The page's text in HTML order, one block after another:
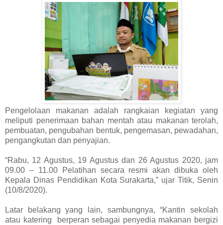
Pengelolaan makanan adalah rangkaian kegiatan yang
meliputi penerimaan bahan mentah atau makanan terolah,
pembuatan, pengubahan bentuk, pengemasan, pewadahan,
pengangkutan dan penyajian.
“Rabu, 12 Agustus, 19 Agustus dan 26 Agustus 2020, jam
09.00 – 11.00 Pelatihan secara resmi akan dibuka oleh
Kepala Dinas Pendidikan Kota Surakarta,” ujar Titik, Senin
(10/8/2020).
Latar belakang yang lain, sambungnya, “Kantin sekolah
atau katering berperan sebagai penyedia makanan bergizi